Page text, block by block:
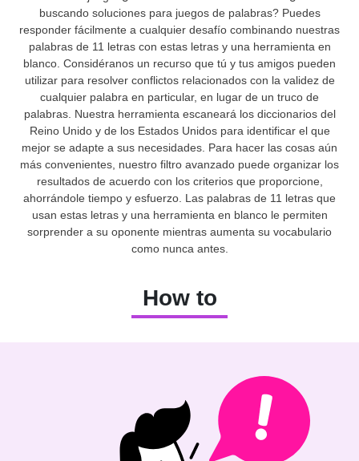
buscando soluciones para juegos de palabras? Puedes
responder fácilmente a cualquier desafío combinando nuestras
palabras de 11 letras con estas letras y una herramienta en
blanco. Considéranos un recurso que tú y tus amigos pueden
utilizar para resolver conflictos relacionados con la validez de
cualquier palabra en particular, en lugar de un truco de
palabras. Nuestra herramienta escaneará los diccionarios del
Reino Unido y de los Estados Unidos para identificar el que
mejor se adapte a sus necesidades. Para hacer las cosas aún
más convenientes, nuestro filtro avanzado puede organizar los
resultados de acuerdo con los criterios que proporcione,
ahorrándole tiempo y esfuerzo. Las palabras de 11 letras que
usan estas letras y una herramienta en blanco le permiten
sorprender a su oponente mientras aumenta su vocabulario
como nunca antes.
How to